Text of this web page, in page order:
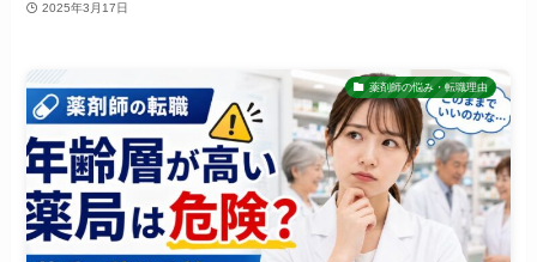
2025年3月17日
薬剤師の悩み・転職理由